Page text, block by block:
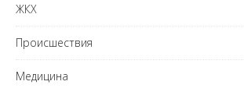
ЖКХ
Происшествия
Медицина